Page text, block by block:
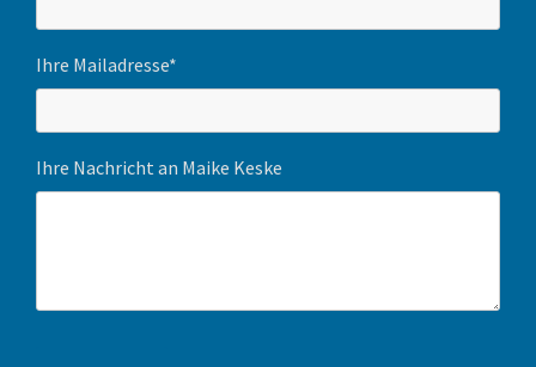
Ihre Mailadresse*
Ihre Nachricht an Maike Keske